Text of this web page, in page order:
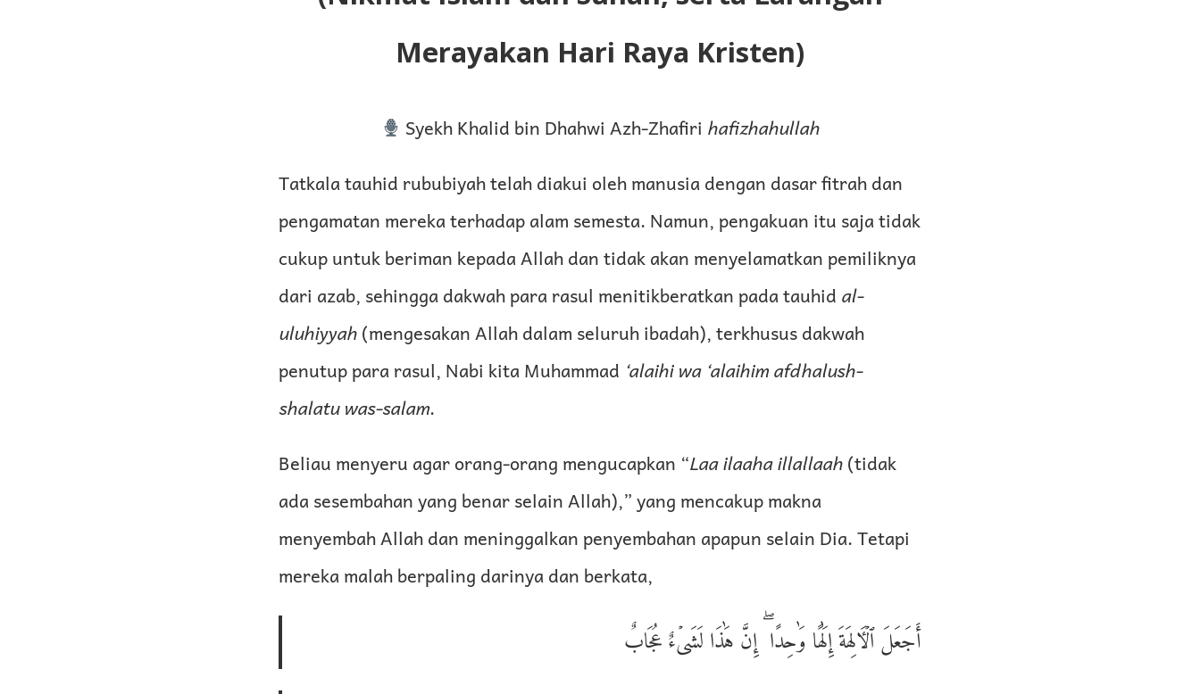
Merayakan Hari Raya Kristen)
Syekh Khalid bin Dhahwi Azh-Zhafiri hafizhahullah
Tatkala tauhid rububiyah telah diakui oleh manusia dengan dasar fitrah dan
pengamatan mereka terhadap alam semesta. Namun, pengakuan itu saja tidak
cukup untuk beriman kepada Allah dan tidak akan menyelamatkan pemiliknya
dari azab, sehingga dakwah para rasul menitikberatkan pada tauhid al-
uluhiyyah(mengesakan Allah dalam seluruh ibadah), terkhusus dakwah
penutup para rasul, Nabi kita Muhammad ‘alaihi wa ‘alaihim afdhalush-
shalatu was-salam.
Beliau menyeru agar orang-orang mengucapkan “Laa ilaaha illallaah(tidak
ada sesembahan yang benar selain Allah),” yang mencakup makna
menyembah Allah dan meninggalkan penyembahan apapun selain Dia. Tetapi
mereka malah berpaling darinya dan berkata,
أَجَعَلَ ٱلۡـَٔالِهَةَ إِلَٰهًا وَٰحِدًا ۖ إِنَّ هَٰذَا لَشَىۡءٌ عُجَابٌ